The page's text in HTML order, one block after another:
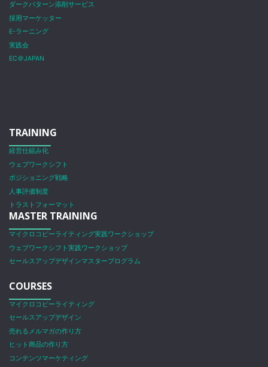
ダークパターン添削サービス
採用マーケッター
E-ラーニング
実践会
EC＠JAPAN
TRAINING
経営仕組み化
ウェブワークシフト
ポジショニング戦略
人事評価制度
トラストフォーマット
MASTER TRAINING
マイクロコピーライティング実践ワークショップ
ウェブワークシフト実践ワークショップ
セールスアップデザインマスタープログラム
COURSES
マイクロコピーライティング
セールスアップデザイン
売れるメルマガの作り方
ヒット商品の作り方
コンテンツマーケティング